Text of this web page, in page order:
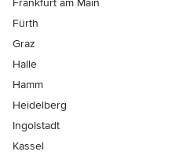
Frankfurt am Main
Fürth
Graz
Halle
Hamm
Heidelberg
Ingolstadt
Kassel